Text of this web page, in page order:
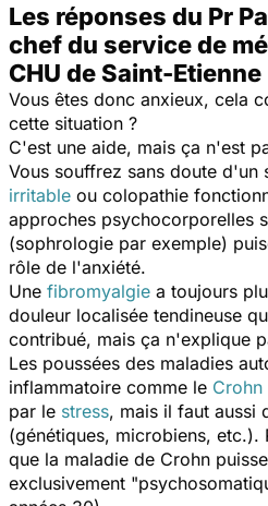
Les réponses du Pr
chef du service de
CHU de Saint-Etienne
Vous êtes donc anxieux, cela
cette situation ?
C'est une aide, mais ça n'est
Vous souffrez sans doute d'un
irritable ou colopathie
approches psychocorporelles
(sophrologie par exemple)
rôle de l'anxiété.
Une fibromyalgie a toujours
douleur localisée tendineuse
contribué, mais ça n'explique
Les poussées des maladies
inflammatoire comme le Crohn
par le stress, mais il faut aussi
(génétiques, microbiens, etc.).
que la maladie de Crohn
exclusivement